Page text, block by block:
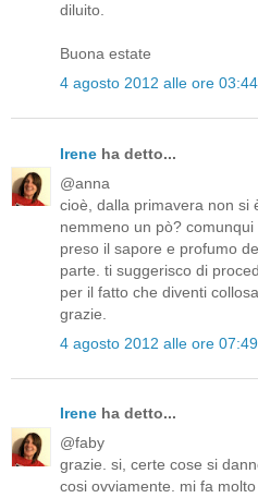
diluito.
Buona estate
4 agosto 2012 alle ore 03:44
Irene ha detto...
@anna
cioè, dalla primavera non si
nemmeno un pò?
preso il sapore e profumo
parte. ti suggerisco di
per il fatto che diventi
grazie.
4 agosto 2012 alle ore 07:49
Irene ha detto...
@faby
grazie. si, certe cose si
cosi ovviamente. mi fa